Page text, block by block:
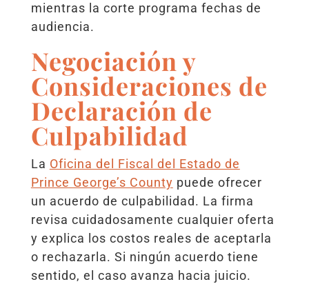
mientras la corte programa fechas de
audiencia.
Negociación y
Consideraciones de
Declaración de
Culpabilidad
La Oficina del Fiscal del Estado de
Prince George’s County puede ofrecer
un acuerdo de culpabilidad. La firma
revisa cuidadosamente cualquier oferta
y explica los costos reales de aceptarla
o rechazarla. Si ningún acuerdo tiene
sentido, el caso avanza hacia juicio.